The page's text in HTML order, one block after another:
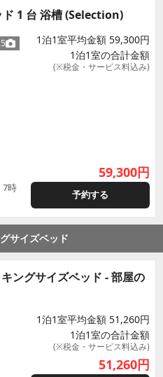
1 台 浴槽 (Selection)
5
7時
1泊1室平均金額 59,300円
1泊1室の合計金額
(※税金・サービス料込み)
59,300円
予約する
サイズベッド
ングサイズベッド - 部屋の
1泊1室平均金額 51,260円
1泊1室の合計金額
(※税金・サービス料込み)
51,260円